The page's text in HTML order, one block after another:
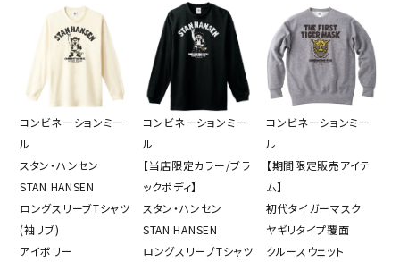
コンビネーションミー
ル
スタン・ハンセン
STAN HANSEN
ロングスリーブTシャツ
(袖リブ)
アイボリー
コンビネーションミー
ル
【当店限定カラー/ブラ
ックボディ】
スタン・ハンセン
STAN HANSEN
ロングスリーブTシャツ
コンビネーションミー
ル
【期間限定販売アイテ
ム】
初代タイガーマスク
ヤギリタイプ覆面
クルースウェット